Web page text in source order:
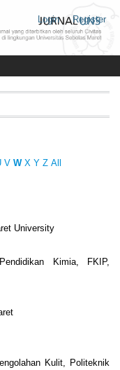
Login Register
V W X Y Z All
University
Kimia, FKIP,
Kulit, Politeknik